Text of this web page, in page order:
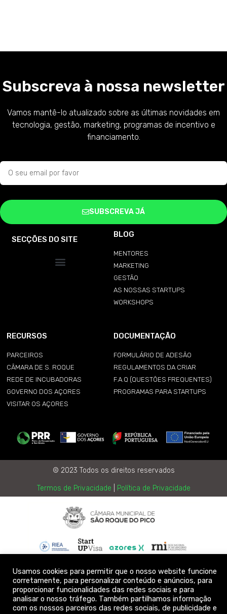
Subscreva à nossa newsletter
Vamos mantê-lo atualizado sobre as últimas novidades em
tecnologia, gestão, marketing, programas de incentivo e
financiamento.
SUBSCREVA JÁ
SECÇÕES DO SITE
BLOG
MENTORES
MARKETING
GESTÃO
AS NOSSAS STARTUPS
WORKSHOPS
RECURSOS
PARCEIROS
CÂMARA DE S. ROQUE
REDE DE INCUBADORAS
GOVERNO DOS AÇORES
VISITAR OS AÇORES
DOCUMENTAÇÃO
FORMULÁRIO DE ADESÃO
REGULAMENTOS DA CRIAR
F.A.Q (QUESTÕES FREQUENTES)
PROGRAMAS PARA STARTUPS
© 2023 Todos os direitos reservados
Termos de Privacidade Política de Privacidade
Usamos cookies para permitir que o nosso website funcione
corretamente, para personalizar conteúdo e anúncios, para
proporcionar funcionalidades das redes sociais e para
analisar o nosso tráfego. Também partilhamos informação
com os nossos parceiros das redes sociais, de publicidade e